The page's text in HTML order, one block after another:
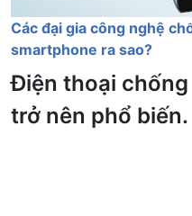
Các đại gia công nghệ
smartphone ra sao?
Điện thoại
trở nên phổ biến.